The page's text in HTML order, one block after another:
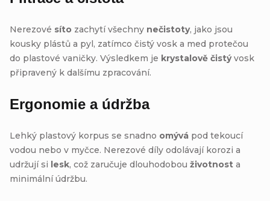
Nerezové síto zachytí všechny nečistoty, jako jsou
kousky plástů a pyl, zatímco čistý vosk a med protečou
do plastové vaničky. Výsledkem je krystalově čistývosk
připravený k dalšímu zpracování.
Ergonomie a údržba
Lehký plastový korpus se snadno omývá pod tekoucí
vodou nebo v myčce. Nerezové díly odolávají korozi a
udržují si lesk, což zaručuje dlouhodobou životnost a
minimální údržbu.